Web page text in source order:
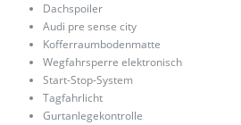
Dachspoiler
Audi pre sense city
Kofferraumbodenmatte
Wegfahrsperre elektronisch
Start-Stop-System
Tagfahrlicht
Gurtanlegekontrolle